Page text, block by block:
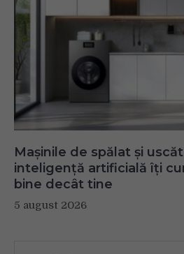
Mașinile de spălat și
inteligență artificială îți
bine decât tine
5 august 2026